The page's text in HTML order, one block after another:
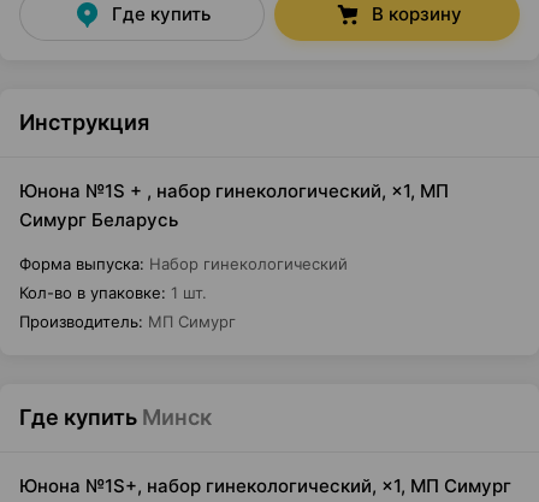
Где купить В корзину
Инструкция
Юнона №1S + , набор гинекологический, ×1, МП
Симург Беларусь
Форма выпуска: Набор гинекологический
Кол-во в упаковке: 1 шт.
Производитель: МП Симург
Где купить Минск
Юнона №1S+, набор гинекологический, ×1, МП Симург